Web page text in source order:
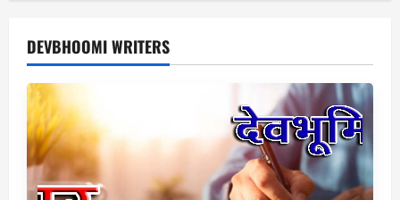
DEVBHOOMI WRITERS